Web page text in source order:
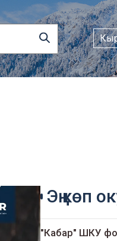
Эң көп
"Кабар" ШКУ